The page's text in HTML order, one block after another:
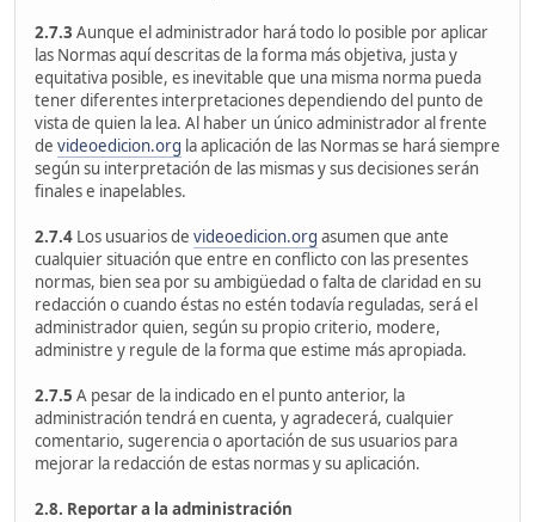
2.7.3 Aunque el administrador hará todo lo posible por aplicar
las Normas aquí descritas de la forma más objetiva, justa y
equitativa posible, es inevitable que una misma norma pueda
tener diferentes interpretaciones dependiendo del punto de
vista de quien la lea. Al haber un único administrador al frente
de videoedicion.org la aplicación de las Normas se hará siempre
según su interpretación de las mismas y sus decisiones serán
finales e inapelables.
2.7.4 Los usuarios de videoedicion.org asumen que ante
cualquier situación que entre en conflicto con las presentes
normas, bien sea por su ambigüedad o falta de claridad en su
redacción o cuando éstas no estén todavía reguladas, será el
administrador quien, según su propio criterio, modere,
administre y regule de la forma que estime más apropiada.
2.7.5 A pesar de la indicado en el punto anterior, la
administración tendrá en cuenta, y agradecerá, cualquier
comentario, sugerencia o aportación de sus usuarios para
mejorar la redacción de estas normas y su aplicación.
2.8. Reportar a la administración